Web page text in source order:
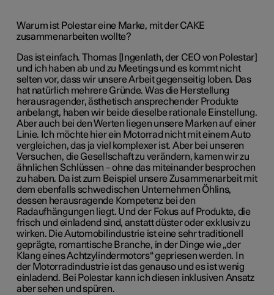
Warum ist Polestar eine Marke, mit der CAKE
zusammenarbeiten wollte?
Das ist einfach. Thomas [Ingenlath, der CEO von Polestar]
und ich haben ab und zu Meetings und es kommt nicht
selten vor, dass wir unsere Arbeit gegenseitig loben. Das
hat natürlich mehrere Gründe. Was die Herstellung
herausragender, ästhetisch ansprechender Produkte
anbelangt, haben wir beide dieselbe rationale Einstellung.
Aber auch bei den Werten liegen unsere Marken auf einer
Linie. Ich möchte hier ein Motorrad nicht mit einem Auto
vergleichen, das ja viel komplexer ist. Aber bei unseren
Versuchen, die Gesellschaft zu verändern, kamen wir zu
ähnlichen Schlüssen – ohne das miteinander besprochen
zu haben. Da ist zum Beispiel unsere Zusammenarbeit mit
dem ebenfalls schwedischen Unternehmen Öhlins,
dessen herausragende Kompetenz bei den
Radaufhängungen liegt. Und der Fokus auf Produkte, die
frisch und einladend sind, anstatt düster oder exklusiv zu
wirken. Die Automobilindustrie ist eine sehr traditionell
geprägte, romantische Branche, in der Dinge wie „der
Klang eines Achtzylindermotors“ gepriesen werden. In
der Motorradindustrie ist das genauso und es ist wenig
einladend. Bei Polestar kann ich diesen inklusiven Ansatz
aber sehen und spüren.